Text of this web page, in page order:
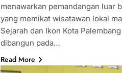
menawarkan pemandangan luar
yang memikat wisatawan lokal
Sejarah dan Ikon Kota
dibangun pada…
Read More